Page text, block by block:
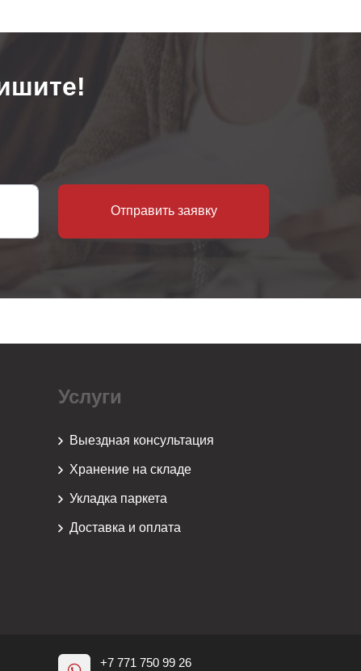
Отправить заявку
Услуги
Выездная консультация
Хранение на складе
Укладка паркета
Доставка и оплата
+7 771 750 99 26